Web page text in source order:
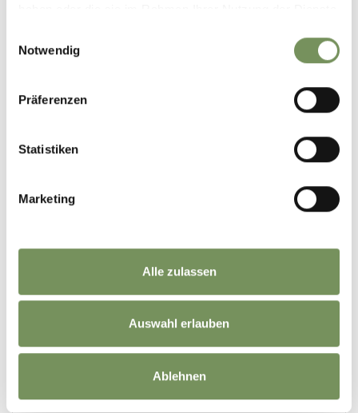
Notwendig
Präferenzen
Statistiken
Marketing
Alle zulassen
Auswahl erlauben
Ablehnen